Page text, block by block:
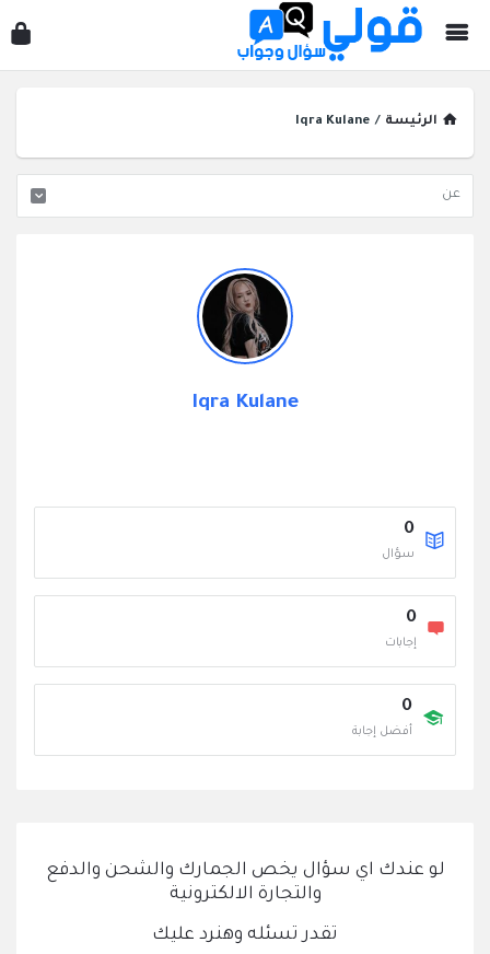
الرئيسة /
Iqra Kulane
Iqra Kulane
0
سؤال
0
‫إجابات
0
أفضل إجابة
لو عندك اي سؤال يخص الجمارك والشحن والدفع
والتجارة الالكترونية
تقدر تسئله وهنرد عليك